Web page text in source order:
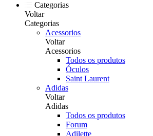
Categorias
Voltar
Categorias
Acessorios
Voltar
Acessorios
Todos os produtos
Óculos
Saint Laurent
Adidas
Voltar
Adidas
Todos os produtos
Forum
Adilette